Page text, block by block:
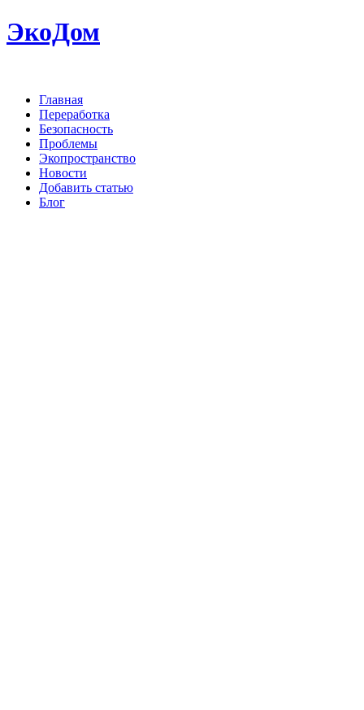
ЭкоДом
Главная
Переработка
Безопасность
Проблемы
Экопространство
Новости
Добавить статью
Блог